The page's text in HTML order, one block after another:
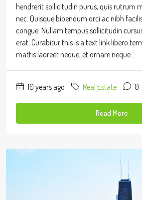
hendrerit sollicitudin purus, quis rutrum
nec. Quisque bibendum orci ac nibh
congue. Nullam tempus sollicitudin
erat. Curabitur this is a text link libero
mattis laoreet neque, et ornare neque...
10 years ago Real Estate 0
Read More